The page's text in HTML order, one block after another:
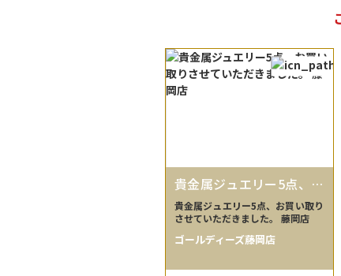
貴金属ジュエリー5点、お
買い取りさせていただき
ました。
貴金属ジュエリー5点、お買い取り
させていただきました。 藤岡店
ゴールディーズ藤岡店